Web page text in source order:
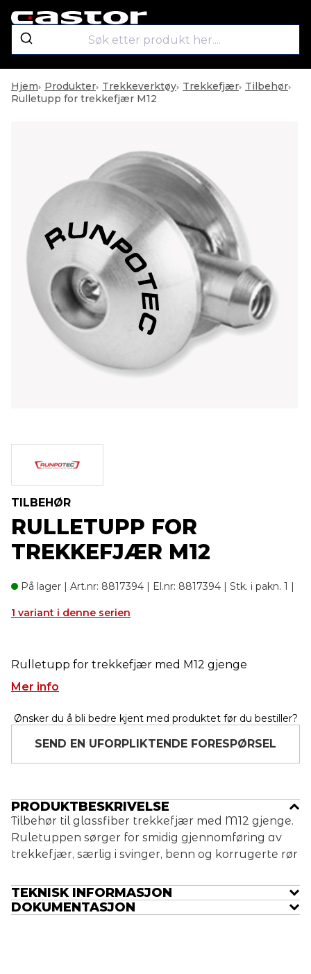
Hjem Produkter Trekkeverktøy Trekkefjær Tilbehør
Rulletupp for trekkefjær M12
TILBEHØR
RULLETUPP FOR
TREKKEFJÆR M12
På lager | Art.nr: 8817394 | El.nr: 8817394 | Stk. i pakn. 1 |
1 variant i denne serien
Rulletupp for trekkefjær med M12 gjenge
Mer info
Ønsker du å bli bedre kjent med produktet før du bestiller?
SEND EN UFORPLIKTENDE FORESPØRSEL
PRODUKTBESKRIVELSE
Tilbehør til glassfiber trekkefjær med M12 gjenge.
Ruletuppen sørger for smidig gjennomføring av
trekkefjær, særlig i svinger, benn og korrugerte rør
TEKNISK INFORMASJON
DOKUMENTASJON